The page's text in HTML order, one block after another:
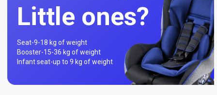
Little ones?
Seat-9-18 kg of weight
Booster-15-36 kg of weight
Infant seat-up to 9 kg of weight